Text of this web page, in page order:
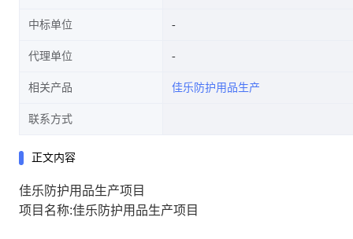
中标单位
代理单位
相关产品 佳乐防护用品生产
联系方式
正文内容
佳乐防护用品生产项目
项目名称:佳乐防护用品生产项目